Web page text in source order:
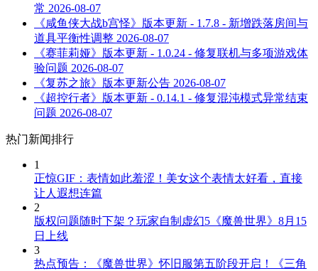
常 2026-08-07
《咸鱼侠大战b宫怪》版本更新 - 1.7.8 - 新增跌落房间与
道具平衡性调整 2026-08-07
《赛菲莉娅》版本更新 - 1.0.24 - 修复联机与多项游戏体
验问题 2026-08-07
《复苏之旅》版本更新公告 2026-08-07
《超控行者》版本更新 - 0.14.1 - 修复混沌模式异常结束
问题 2026-08-07
热门新闻排行
1
正惊GIF：表情如此羞涩！美女这个表情太好看，直接
让人遐想连篇
2
版权问题随时下架？玩家自制虚幻5《魔兽世界》8月15
日上线
3
热点预告：《魔兽世界》怀旧服第五阶段开启！《三角